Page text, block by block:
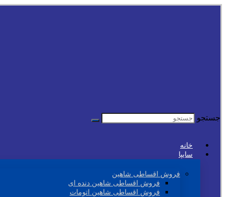
جستجو
خانه
سایپا
فروش اقساطی شاهین
فروش اقساطی شاهین دنده ای
فروش اقساطی شاهین اتومات